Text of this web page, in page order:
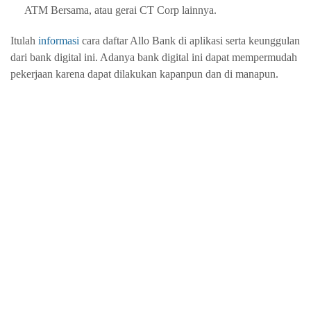
ATM Bersama, atau gerai CT Corp lainnya.
Itulah informasi cara daftar Allo Bank di aplikasi serta keunggulan
dari bank digital ini. Adanya bank digital ini dapat mempermudah
pekerjaan karena dapat dilakukan kapanpun dan di manapun.